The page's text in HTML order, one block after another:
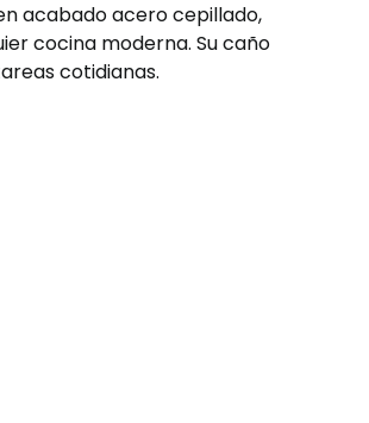
acabado acero cepillado,
cocina moderna. Su caño
cotidianas.